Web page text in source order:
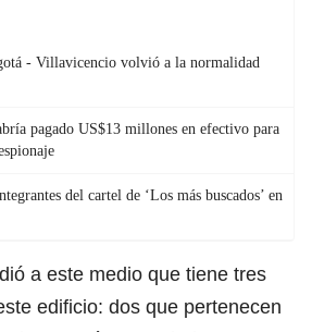
- Villavicencio volvió a la normalidad
pagado US$13 millones en efectivo para
del cartel de ‘Los más buscados’ en
a este medio que tiene tres
edificio: dos que pertenecen